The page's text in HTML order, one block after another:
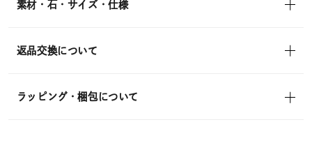
素材・石・サイズ・仕様
返品交換について
ラッピング・梱包について